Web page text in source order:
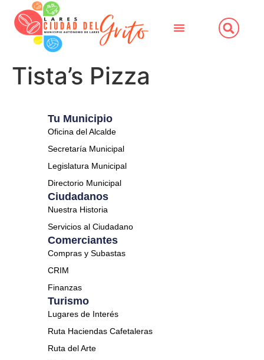
Tista’s Pizza
Tu Municipio
Oficina del Alcalde
Secretaría Municipal
Legislatura Municipal
Directorio Municipal
Ciudadanos
Nuestra Historia
Servicios al Ciudadano
Comerciantes
Compras y Subastas
CRIM
Finanzas
Turismo
Lugares de Interés
Ruta Haciendas Cafetaleras
Ruta del Arte